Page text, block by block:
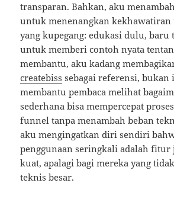
transparan. Bahkan, aku
untuk menenangkan kekhawatiran
yang kupegang: edukasi dulu, baru
untuk memberi contoh nyata
membantu, aku kadang
createbiss sebagai referensi,
membantu pembaca melihat
sederhana bisa mempercepat
funnel tanpa menambah beban
aku mengingatkan diri sendiri
penggunaan seringkali adalah fitur
kuat, apalagi bagi mereka yang
teknis besar.